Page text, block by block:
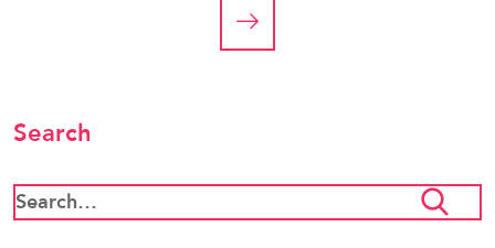
Search